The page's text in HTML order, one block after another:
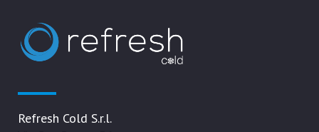
Refresh Cold S.r.l.